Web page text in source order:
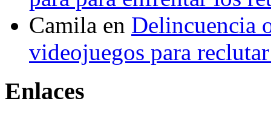
Camila en Delincuencia
videojuegos para
Enlaces